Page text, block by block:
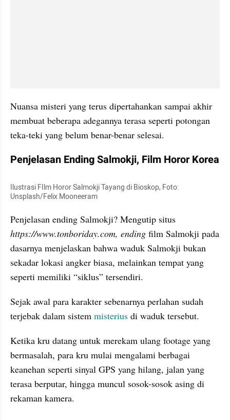
Nuansa misteri yang terus dipertahankan sampai akhir
membuat beberapa adegannya terasa seperti potongan
teka-teki yang belum benar-benar selesai.
Penjelasan Ending Salmokji, Film Horor Korea
Ilustrasi FIlm Horor Salmokji Tayang di Bioskop, Foto:
Unsplash/Felix Mooneeram
https://www.tonboriday.com, ending film Salmokji pada
dasarnya menjelaskan bahwa waduk Salmokji bukan
sekadar lokasi angker biasa, melainkan tempat yang
seperti memiliki “siklus” tersendiri.
Sejak awal para karakter sebenarnya perlahan sudah
terjebak dalam sistem misterius di waduk tersebut.
Ketika kru datang untuk merekam ulang footage yang
bermasalah, para kru mulai mengalami berbagai
keanehan seperti sinyal GPS yang hilang, jalan yang
terasa berputar, hingga muncul sosok-sosok asing di
rekaman kamera.